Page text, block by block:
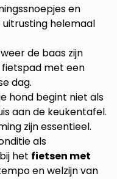
en
uitrusting helemaal
de baas zijn
hond begint niet als
aan de keukentafel.
zijn essentieel.
als
het fietsen met
en welzijn van